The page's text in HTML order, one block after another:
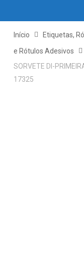
Início Etiquetas,
e Rótulos Adesivos
SORVETE DI-
17325